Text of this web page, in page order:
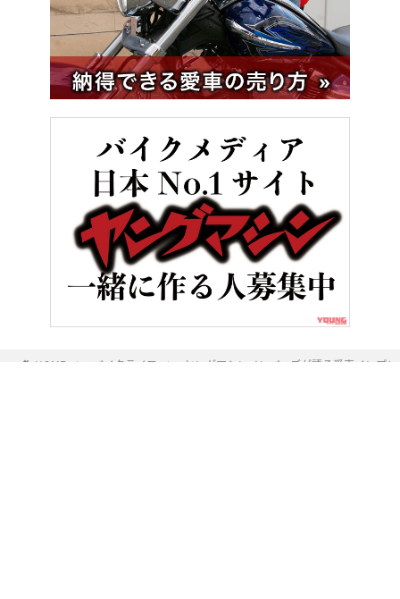
HOME バイクライフ ヤングマシンメンバーズが語る愛車インプ